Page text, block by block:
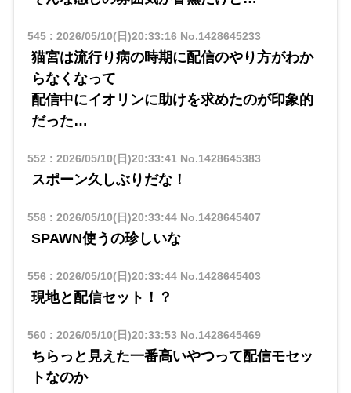
545: 2026/05/10(日)20:33:16 No.1428645233
猫宮は流行り病の時期に配信のやり方がわか
らなくなって
配信中にイオリンに助けを求めたのが印象的
だった…
552 : 2026/05/10(日)20:33:41 No.1428645383
スポーン久しぶりだな！
558: 2026/05/10(日)20:33:44No.1428645407
SPAWN使うの珍しいな
556 : 2026/05/10(日)20:33:44No.1428645403
現地と配信セット！？
560 : 2026/05/10(日)20:33:53 No.1428645469
ちらっと見えた一番高いやつって配信モセッ
トなのか